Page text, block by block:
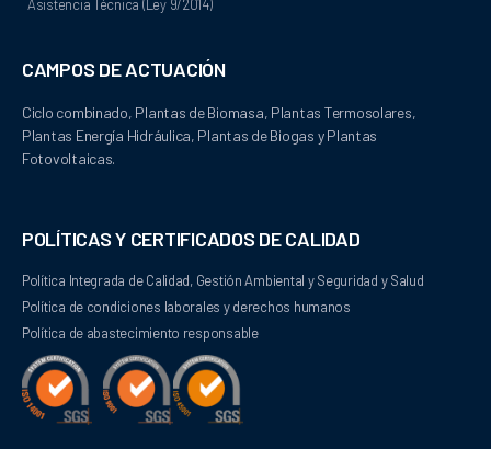
Asistencia Técnica (Ley 9/2014)
CAMPOS DE ACTUACIÓN
Ciclo combinado, Plantas de Biomasa, Plantas Termosolares,
Plantas Energía Hidráulica, Plantas de Biogas y Plantas
Fotovoltaicas.
POLÍTICAS Y CERTIFICADOS DE CALIDAD
Política Integrada de Calidad, Gestión Ambiental y Seguridad y Salud
Política de condiciones laborales y derechos humanos
Política de abastecimiento responsable